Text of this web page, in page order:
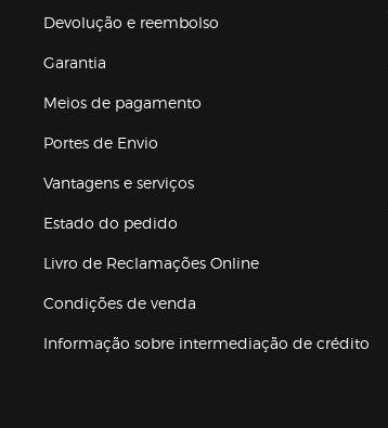
Devolução e reembolso
Garantia
Meios de pagamento
Portes de Envio
Vantagens e serviços
Estado do pedido
Livro de Reclamações Online
Condições de venda
Informação sobre intermediação de crédito